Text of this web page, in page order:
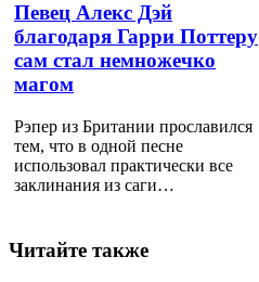
Певец Алекс Дэй
благодаря Гарри Поттеру
сам стал немножечко
магом
Рэпер из Британии прославился
тем, что в одной песне
использовал практически все
заклинания из саги…
Читайте также